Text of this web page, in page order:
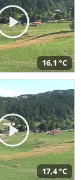
16,1 °C
17,4 °C